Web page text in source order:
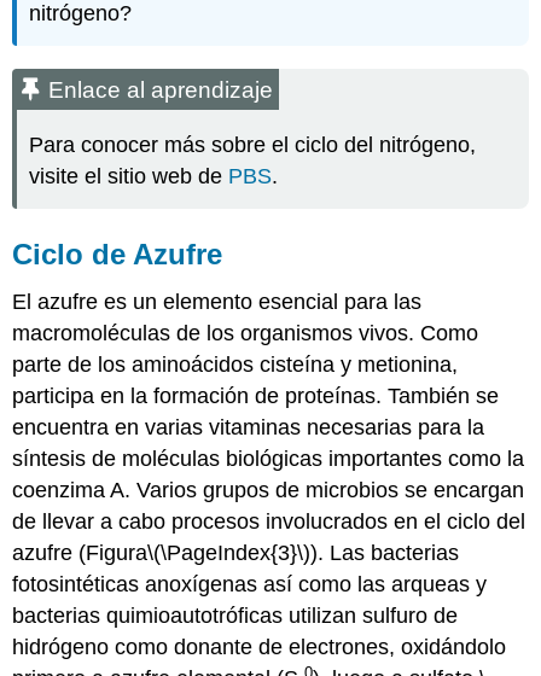
nitrógeno?
Enlace al aprendizaje
Para conocer más sobre el ciclo del nitrógeno,
visite el sitio web de PBS.
Ciclo de Azufre
El azufre es un elemento esencial para las
macromoléculas de los organismos vivos. Como
parte de los aminoácidos cisteína y metionina,
participa en la formación de proteínas. También se
encuentra en varias vitaminas necesarias para la
síntesis de moléculas biológicas importantes como la
coenzima A. Varios grupos de microbios se encargan
de llevar a cabo procesos involucrados en el ciclo del
azufre (Figura\(\PageIndex{3}\)). Las bacterias
fotosintéticas anoxígenas así como las arqueas y
bacterias quimioautotróficas utilizan sulfuro de
hidrógeno como donante de electrones, oxidándolo